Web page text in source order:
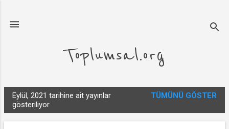
Toplumsal.org
a
Eylül, 2021 tarihine ait yayınlar
gösteriliyor
TÜMÜNÜ GÖSTER